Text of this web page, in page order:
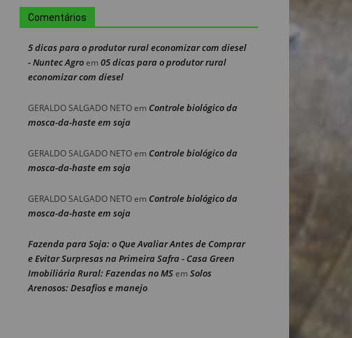
Comentários
5 dicas para o produtor rural economizar com diesel
- Nuntec Agroem 05 dicas para o produtor rural
economizar com diesel
GERALDO SALGADO NETOem Controle biológico da
mosca-da-haste em soja
GERALDO SALGADO NETOem Controle biológico da
mosca-da-haste em soja
GERALDO SALGADO NETOem Controle biológico da
mosca-da-haste em soja
Fazenda para Soja: o Que Avaliar Antes de Comprar
e Evitar Surpresas na Primeira Safra - Casa Green
Imobiliária Rural: Fazendas no MSem Solos
Arenosos: Desafios e manejo